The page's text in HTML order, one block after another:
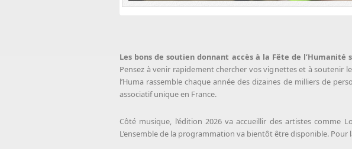
Les bons de soutien donnant accès à la Fête de
Pensez à venir rapidement chercher vos vignettes et à soutenir
l’Huma rassemble chaque année des dizaines de milliers de
associatif unique en France.
Côté musique, l’édition 2026 va accueillir des artistes comme
L’ensemble de la programmation va bientôt être disponible. Pour